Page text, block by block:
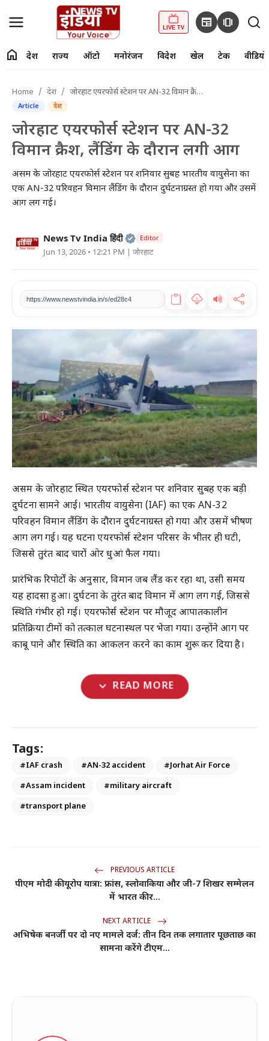
LIVE TV newspaper amp_stories
Home
देश
राज्य
ऑटो
कारोबार
home देश राज्य ऑटो मनोरंजन विदेश खेल टेक वीडियो
Home देश जोरहाट एयरफोर्स स्टेशन पर AN-32 विमान क्रैश, लैंडिंग के दौरान लगी आग
Article देश
जोरहाट एयरफोर्स स्टेशन पर AN-32
विमान क्रैश, लैंडिंग के दौरान लगी आग
असम के जोरहाट एयरफोर्स स्टेशन पर शनिवार सुबह भारतीय वायुसेना का
एक AN-32 परिवहन विमान लैंडिंग के दौरान दुर्घटनाग्रस्त हो गया और उसमें
आग लग गई।
News Tv India हिंदी Official | Verified Expert • 27
Editor
Jun 13, 2026 • 12:21 PM | जोरहाट
https://www.newstvindia.in/s/ed28c4
असम के जोरहाट स्थित एयरफोर्स स्टेशन पर शनिवार सुबह एक बड़ी
दुर्घटना सामने आई। भारतीय वायुसेना (IAF) का एक AN-32
परिवहन विमान लैंडिंग के दौरान दुर्घटनाग्रस्त हो गया और उसमें भीषण
आग लग गई। यह घटना एयरफोर्स स्टेशन परिसर के भीतर ही घटी,
जिससे तुरंत बाद चारों ओर धुआं फैल गया।
प्रारंभिक रिपोर्टों के अनुसार, विमान जब लैंड कर रहा था, उसी समय
यह हादसा हुआ। दुर्घटना के तुरंत बाद विमान में आग लग गई, जिससे
स्थिति गंभीर हो गई। एयरफोर्स स्टेशन पर मौजूद आपातकालीन
प्रतिक्रिया टीमों को तत्काल घटनास्थल पर भेजा गया। उन्होंने आग पर
काबू पाने और स्थिति का आकलन करने का काम शुरू कर दिया है।
expand_more READ MORE
Tags:
#IAF crash #AN-32 accident
#Jorhat Air Force
#Assam incident
#military aircraft
#transport plane
PREVIOUS ARTICLE
पीएम मोदी की यूरोप यात्रा: फ्रांस, स्लोवाकिया और जी-7 शिखर सम्मेलन
में भारत की र...
NEXT ARTICLE
अभिषेक बनर्जी पर दो नए मामले दर्ज: तीन दिन तक लगातार पूछताछ का
सामना करेंगे टीएम...